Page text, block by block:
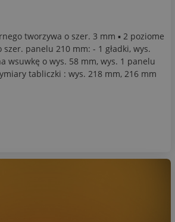
tworzywa o szer. 3 mm ▪ 2 poziome
panelu 210 mm: - 1 gładki, wys.
wsuwkę o wys. 58 mm, wys. 1 panelu
tabliczki : wys. 218 mm, 216 mm